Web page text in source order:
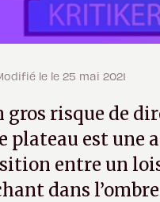
le le 25 mai 2021
gros risque de
plateau est une
entre un
dans